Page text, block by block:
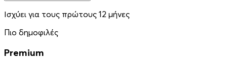
Ισχύει για τους πρώτους 12 μήνες
Πιο δημοφιλές
Premium